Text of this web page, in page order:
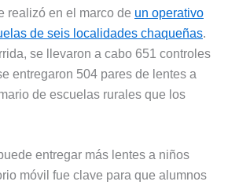
realizó en el marco de un operativo
de seis localidades chaqueñas.
se llevaron a cabo 651 controles
entregaron 504 pares de lentes a
de escuelas rurales que los
entregar más lentes a niños
móvil fue clave para que alumnos